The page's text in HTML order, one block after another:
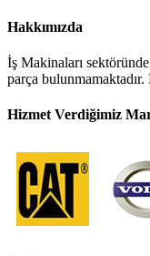
Hakkımızda
İş Makinaları
parça
Hizmet Verdiğimiz